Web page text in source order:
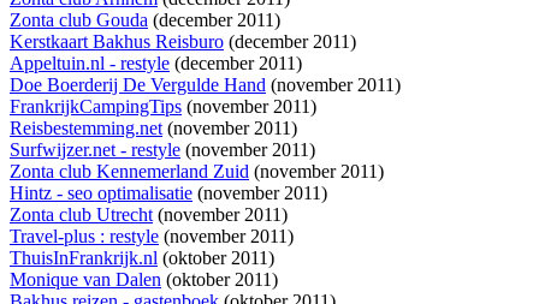
Zonta club Gouda (december 2011)
Kerstkaart Bakhus Reisburo (december 2011)
Appeltuin.nl - restyle (december 2011)
Doe Boerderij De Vergulde Hand (november 2011)
FrankrijkCampingTips (november 2011)
Reisbestemming.net(november 2011)
Surfwijzer.net - restyle (november 2011)
Zonta club Kennemerland Zuid (november 2011)
Hintz - seo optimalisatie (november 2011)
Zonta club Utrecht(november 2011)
Travel-plus : restyle (november 2011)
ThuisInFrankrijk.nl (oktober 2011)
Monique van Dalen (oktober 2011)